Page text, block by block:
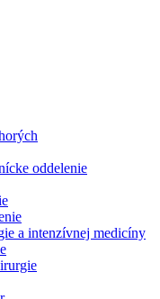
oddelenie
a intenzívnej medicíny